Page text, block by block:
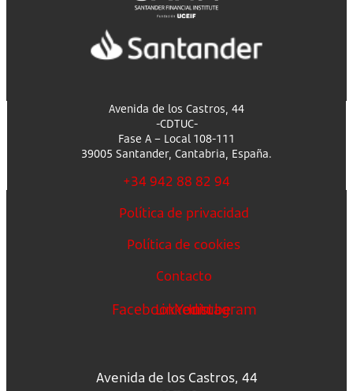
Avenida de los Castros, 44
-CDTUC-
Fase A – Local 108-111
39005 Santander, Cantabria, España.
+34 942 88 82 94
Política de privacidad
Política de cookies
Contacto
FacebookLinkedin
Youtube
Instagram
Avenida de los Castros, 44